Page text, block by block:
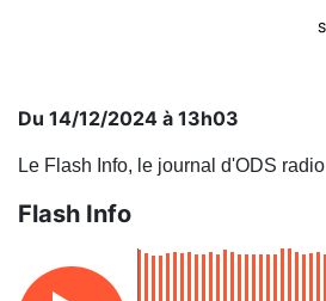
Du 14/12/2024 à 13h03
Le Flash Info, le journal d'ODS radio
Flash Info